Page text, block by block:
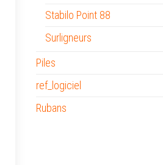
Stabilo Point 88
Surligneurs
Piles
ref_logiciel
Rubans